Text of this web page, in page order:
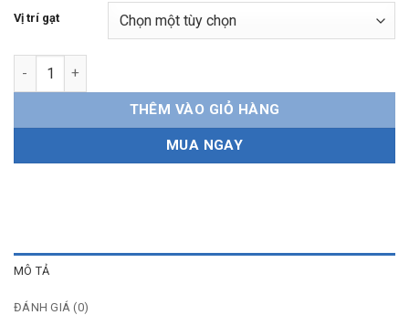
Vị trí gạt
Gạt mưa Kia Carens Silicone thân mềm số lượng
THÊM VÀO GIỎ HÀNG
MUA NGAY
MÔ TẢ
ĐÁNH GIÁ (0)